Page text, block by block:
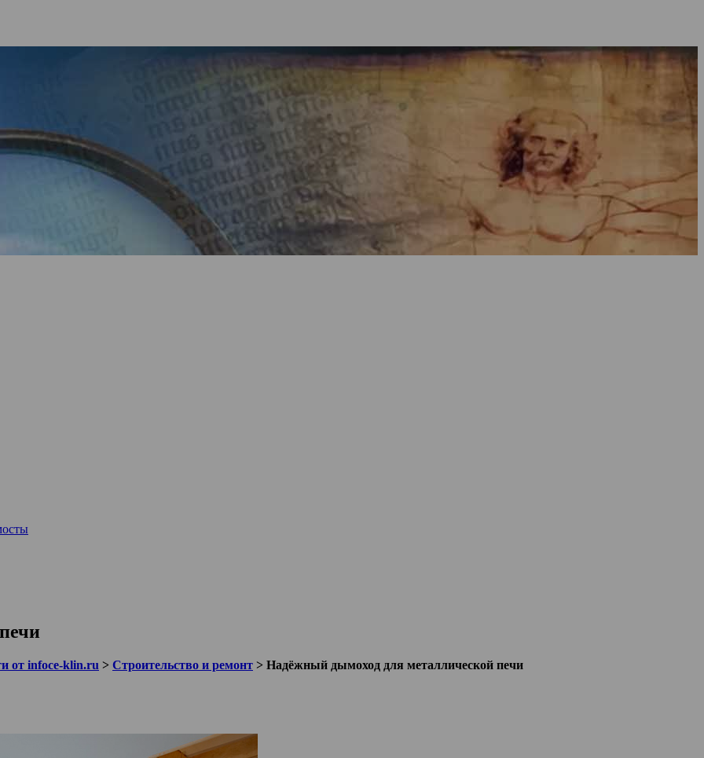
от infoce-klin.ru > Строительство и ремонт > Надёжный дымоход для металлической печи